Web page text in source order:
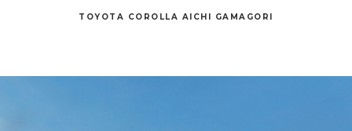
TOYOTA COROLLA AICHI GAMAGORI